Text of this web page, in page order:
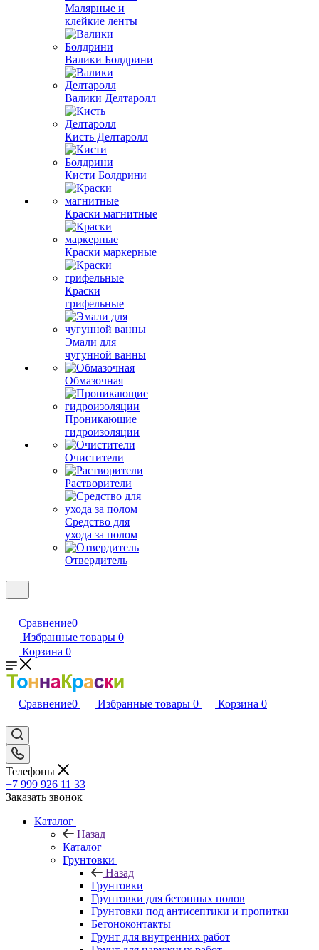
Малярные и
клейкие ленты
Валики Болдрини
Валики Делтаролл
Кисть Делтаролл
Кисти Болдрини
Краски магнитные
Краски маркерные
Краски
грифельные
Эмали для
чугунной ванны
Обмазочная
Проникающие
гидроизоляции
Очистители
Растворители
Средство для
ухода за полом
Отвердитель
Сравнение0
Избранные товары 0
Корзина 0
Сравнение0 Избранные товары 0 Корзина 0
Телефоны
+7 999 926 11 33
Заказать звонок
Каталог
Назад
Каталог
Грунтовки
Назад
Грунтовки
Грунтовки для бетонных полов
Грунтовки под антисептики и пропитки
Бетоноконтакты
Грунт для внутренних работ